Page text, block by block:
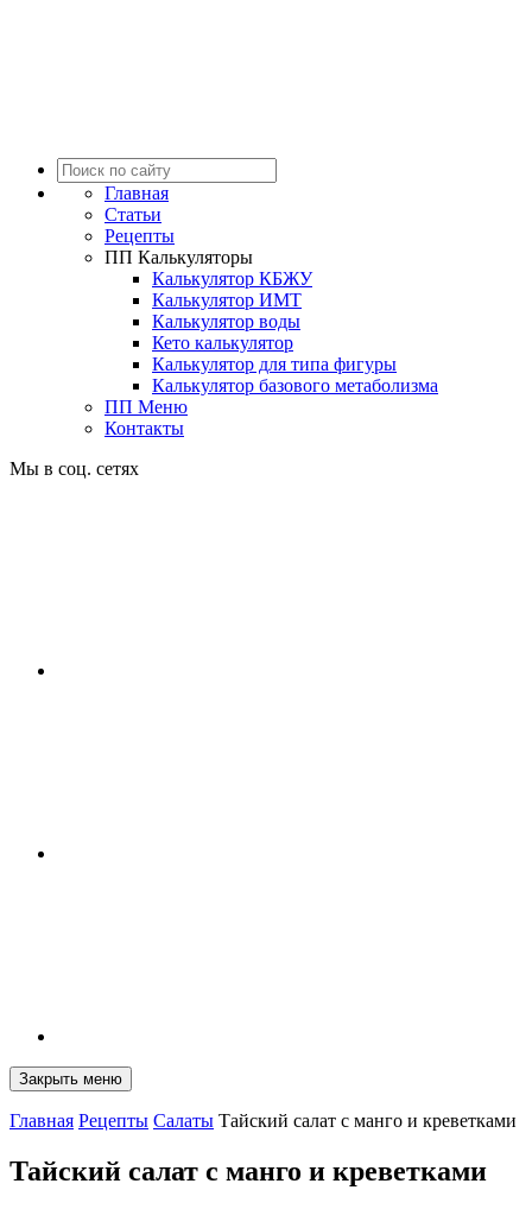
Главная
Статьи
Рецепты
ПП Калькуляторы
Калькулятор КБЖУ
Калькулятор ИМТ
Калькулятор воды
Кето калькулятор
Калькулятор для типа фигуры
Калькулятор базового метаболизма
ПП Меню
Контакты
Мы в соц. сетях
Закрыть меню
Главная Рецепты Салаты Тайский салат с манго и креветками
Тайский салат с манго и креветками